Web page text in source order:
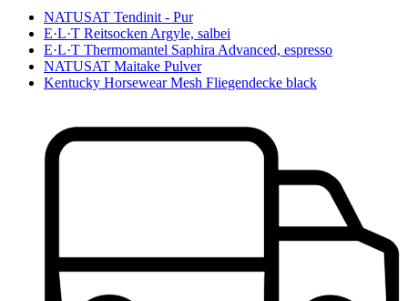
NATUSAT Tendinit - Pur
E·L·T Reitsocken Argyle, salbei
E·L·T Thermomantel Saphira Advanced, espresso
NATUSAT Maitake Pulver
Kentucky Horsewear Mesh Fliegendecke black